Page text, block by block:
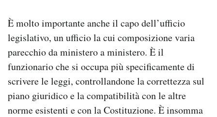
È molto importante anche il capo dell’ufficio
legislativo, un ufficio la cui composizione varia
parecchio da ministero a ministero. È il
funzionario che si occupa più specificamente di
scrivere le leggi, controllandone la correttezza sul
piano giuridico e la compatibilità con le altre
norme esistenti e con la Costituzione. È insomma